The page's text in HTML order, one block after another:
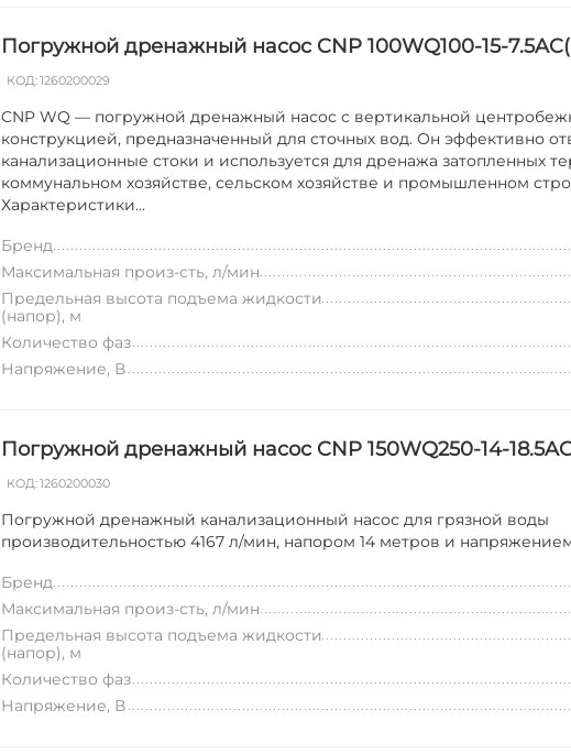
Погружной дренажный насос CNP 100WQ100-15-
КОД:1260200029
CNP WQ — погружной дренажный насос с вертикальной
конструкцией, предназначенный для сточных вод. Он эффективно
канализационные стоки и используется для дренажа затопленных
коммунальном хозяйстве, сельском хозяйстве и промышленном
Характеристики...
Бренд
Максимальная произ-сть, л/мин
Предельная высота подъема жидкости
(напор), м
Количество фаз
Напряжение, В
Погружной дренажный насос CNP 150WQ250-14-
КОД:1260200030
Погружной дренажный канализационный насос для грязной воды
производительностью 4167 л/мин, напором 14 метров и
Бренд
Максимальная произ-сть, л/мин
Предельная высота подъема жидкости
(напор), м
Количество фаз
Напряжение, В